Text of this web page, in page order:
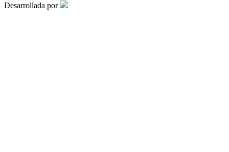
Desarrollada por